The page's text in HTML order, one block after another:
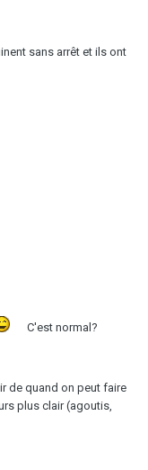
sans arrêt et ils ont
C'est normal?
de quand on peut faire
plus clair (agoutis,